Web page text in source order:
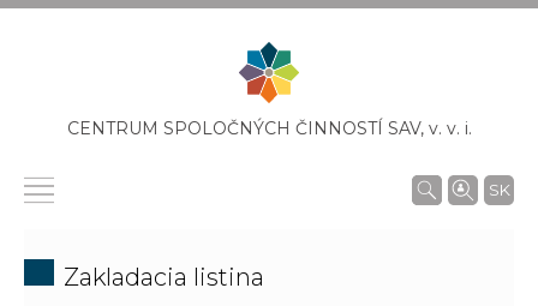
CENTRUM SPOLOČNÝCH ČINNOSTÍ SAV, v. v. i.
SK
Zakladacia listina